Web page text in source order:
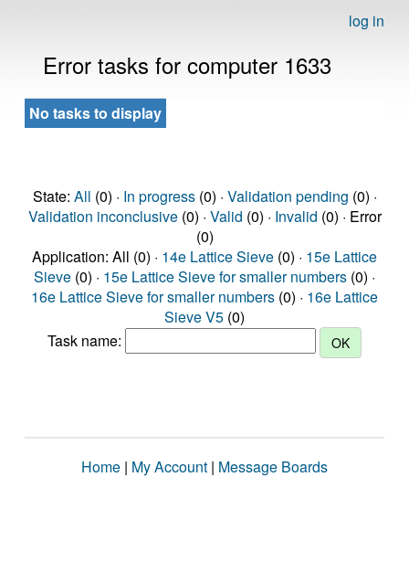
log in
Error tasks for computer 1633
No tasks to display
State: All (0) · In progress(0) · Validation pending (0) ·
Validation inconclusive(0) · Valid (0) · Invalid (0) · Error
(0)
Application: All (0) · 14e Lattice Sieve (0) · 15e Lattice
Sieve (0) · 15e Lattice Sieve for smaller numbers (0) ·
16e Lattice Sieve for smaller numbers (0) · 16e Lattice
Sieve V5 (0)
Task name:
Home | My Account | Message Boards